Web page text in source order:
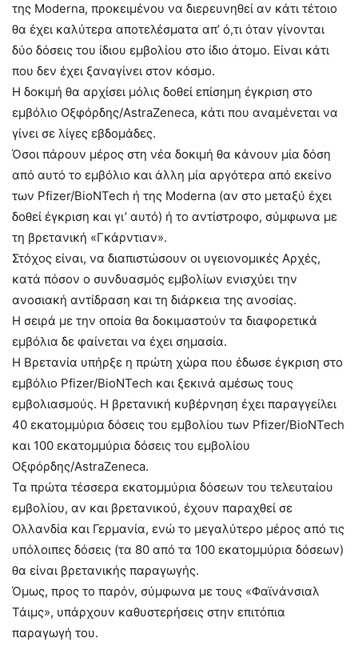
της Moderna, προκειμένου να διερευνηθεί αν κάτι τέτοιο
θα έχει καλύτερα αποτελέσματα απ’ ό,τι όταν γίνονται
δύο δόσεις του ίδιου εμβολίου στο ίδιο άτομο. Είναι κάτι
που δεν έχει ξαναγίνει στον κόσμο.
Η δοκιμή θα αρχίσει μόλις δοθεί επίσημη έγκριση στο
εμβόλιο Οξφόρδης/AstraZeneca, κάτι που αναμένεται να
γίνει σε λίγες εβδομάδες.
Όσοι πάρουν μέρος στη νέα δοκιμή θα κάνουν μία δόση
από αυτό το εμβόλιο και άλλη μία αργότερα από εκείνο
των Pfizer/BioNTech ή της Moderna (αν στο μεταξύ έχει
δοθεί έγκριση και γι’ αυτό) ή το αντίστροφο, σύμφωνα με
τη βρετανική «Γκάρντιαν».
Στόχος είναι, να διαπιστώσουν οι υγειονομικές Αρχές,
κατά πόσον ο συνδυασμός εμβολίων ενισχύει την
ανοσιακή αντίδραση και τη διάρκεια της ανοσίας.
Η σειρά με την οποία θα δοκιμαστούν τα διαφορετικά
εμβόλια δε φαίνεται να έχει σημασία.
Η Βρετανία υπήρξε η πρώτη χώρα που έδωσε έγκριση στο
εμβόλιο Pfizer/BioNTech και ξεκινά αμέσως τους
εμβολιασμούς. Η βρετανική κυβέρνηση έχει παραγγείλει
40 εκατομμύρια δόσεις του εμβολίου των Pfizer/BioNTech
και 100 εκατομμύρια δόσεις του εμβολίου
Οξφόρδης/AstraZeneca.
Τα πρώτα τέσσερα εκατομμύρια δόσεων του τελευταίου
εμβολίου, αν και βρετανικού, έχουν παραχθεί σε
Ολλανδία και Γερμανία, ενώ το μεγαλύτερο μέρος από τις
υπόλοιπες δόσεις (τα 80 από τα 100 εκατομμύρια δόσεων)
θα είναι βρετανικής παραγωγής.
Όμως, προς το παρόν, σύμφωνα με τους «Φαϊνάνσιαλ
Τάιμς», υπάρχουν καθυστερήσεις στην επιτόπια
παραγωγή του.